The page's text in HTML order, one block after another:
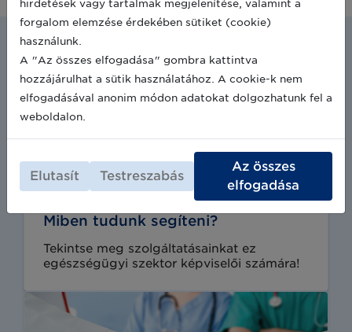
Miben tudunk segíteni?
Tekintse meg szolgáltatásainkat ez
egészségügyi szektor képviselői számára!
hirdetések vagy tartalmak megjelenítése, valamint a
forgalom elemzése érdekében sütiket (cookie)
használunk.
A "Az összes elfogadása" gombra kattintva
hozzájárulhat a sütik használatához. A cookie-k nem
elfogadásával anonim módon adatokat dolgozhatunk fel a
weboldalon.
Elutasít Testreszabás
Az összes
elfogadása